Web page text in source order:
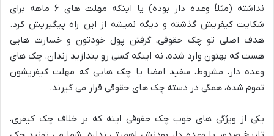
نداشته (مثلاً وعده دار بوده) یا اینکه مهلت های ۶ ماهه برای
شکایت کیفریش گذشته و دیگه نمیشه از این راه پیگیریش کرد.
هدف اصلی تو چک حقوقی، گرفتن پول خودتون و خسارت هایی
هست که بهتون وارد شده، نه اینکه کسی رو بندازید زندان. چک های
وعده دار، مشروط، سفید امضا یا چک هایی که مهلت کیفریشون
تموم شده، همگی در دسته چک های حقوقی قرار می گیرند.
یکی از ویژگی های خوب چک حقوقی اینه که بر خلاف چک کیفری،